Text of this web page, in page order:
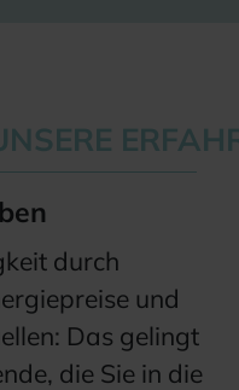
durch
und
Das gelingt
die Sie in die